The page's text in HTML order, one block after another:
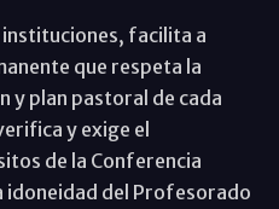
facilita a
que respeta la
y plan pastoral de cada
y exige el
de la Conferencia
idoneidad del Profesorado